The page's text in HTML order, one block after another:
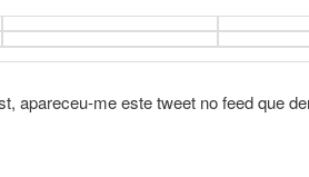
apareceu-me este tweet no feed que